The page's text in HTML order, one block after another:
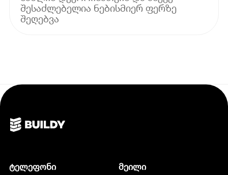
შესაძლებელია ნებისმიერ ფერზე
შეღებვა
ტელეფონი
მეილი